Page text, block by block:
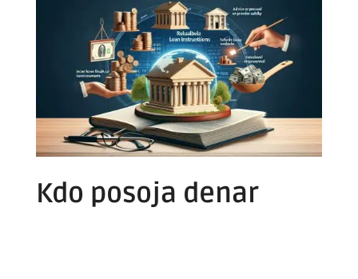
Kdo posoja denar